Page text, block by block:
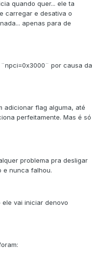
quando quer... ele ta
carregar e desativa o
apenas para de
por causa da
adicionar flag alguma, até
perfeitamente. Mas é só
problema pra desligar
e nunca falhou.
vai iniciar denovo